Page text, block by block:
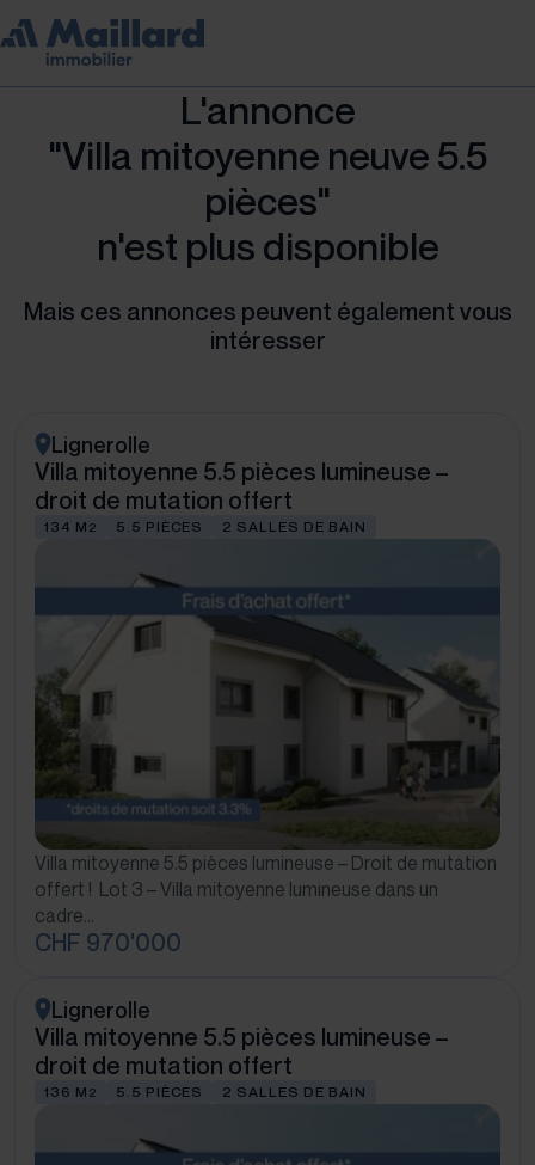
L'annonce
"Villa mitoyenne neuve 5.5
pièces"
n'est plus disponible
Mais ces annonces peuvent également vous
intéresser
Lignerolle
Villa mitoyenne 5.5 pièces lumineuse –
droit de mutation offert
134 M 2 5.5 PIÈCES 2 SALLES DE BAIN
Villa mitoyenne 5.5 pièces lumineuse – Droit de mutation
offert ! Lot 3 – Villa mitoyenne lumineuse dans un
cadre…
CHF 970'000
Lignerolle
Villa mitoyenne 5.5 pièces lumineuse –
droit de mutation offert
136 M 2 5.5 PIÈCES 2 SALLES DE BAIN